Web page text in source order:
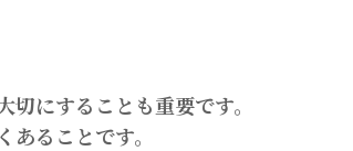
にすることも重要です。
ることです。